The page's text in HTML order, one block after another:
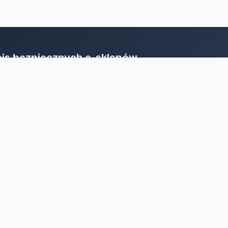
bezpiecznych e-sklepów